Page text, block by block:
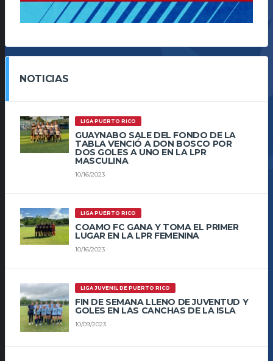
NOTICIAS
LIGA PUERTO RICO
GUAYNABO SALE DEL FONDO DE LA
TABLA VENCIÓ A DON BOSCO POR
DOS GOLES A UNO EN LA LPR
MASCULINA
10/16/2023
LIGA PUERTO RICO
COAMO FC GANA Y TOMA EL PRIMER
LUGAR EN LA LPR FEMENINA
10/16/2023
LIGA JUVENIL DE PUERTO RICO
FIN DE SEMANA LLENO DE JUVENTUD Y
GOLES EN LAS CANCHAS DE LA ISLA
10/09/2023